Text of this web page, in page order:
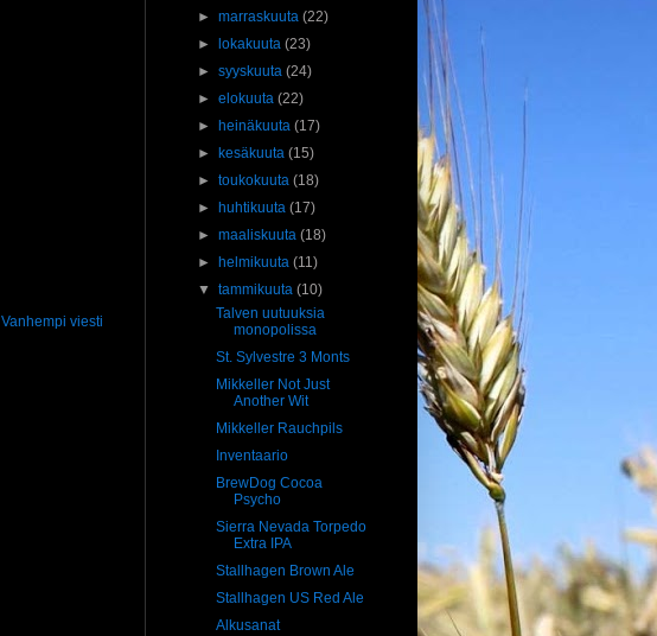
Vanhempi viesti
►marraskuuta(22)
►
lokakuuta(23)
►syyskuuta(24)
►elokuuta(22)
►
heinäkuuta(17)
►
kesäkuuta(15)
►toukokuuta(18)
►
huhtikuuta(17)
►maaliskuuta(18)
►
helmikuuta(11)
▼tammikuuta(10)
Talven uutuuksia
monopolissa
St. Sylvestre 3 Monts
Mikkeller Not Just
Another Wit
Mikkeller Rauchpils
Inventaario
BrewDog Cocoa
Psycho
Sierra Nevada Torpedo
Extra IPA
Stallhagen Brown Ale
Stallhagen US Red Ale
Alkusanat